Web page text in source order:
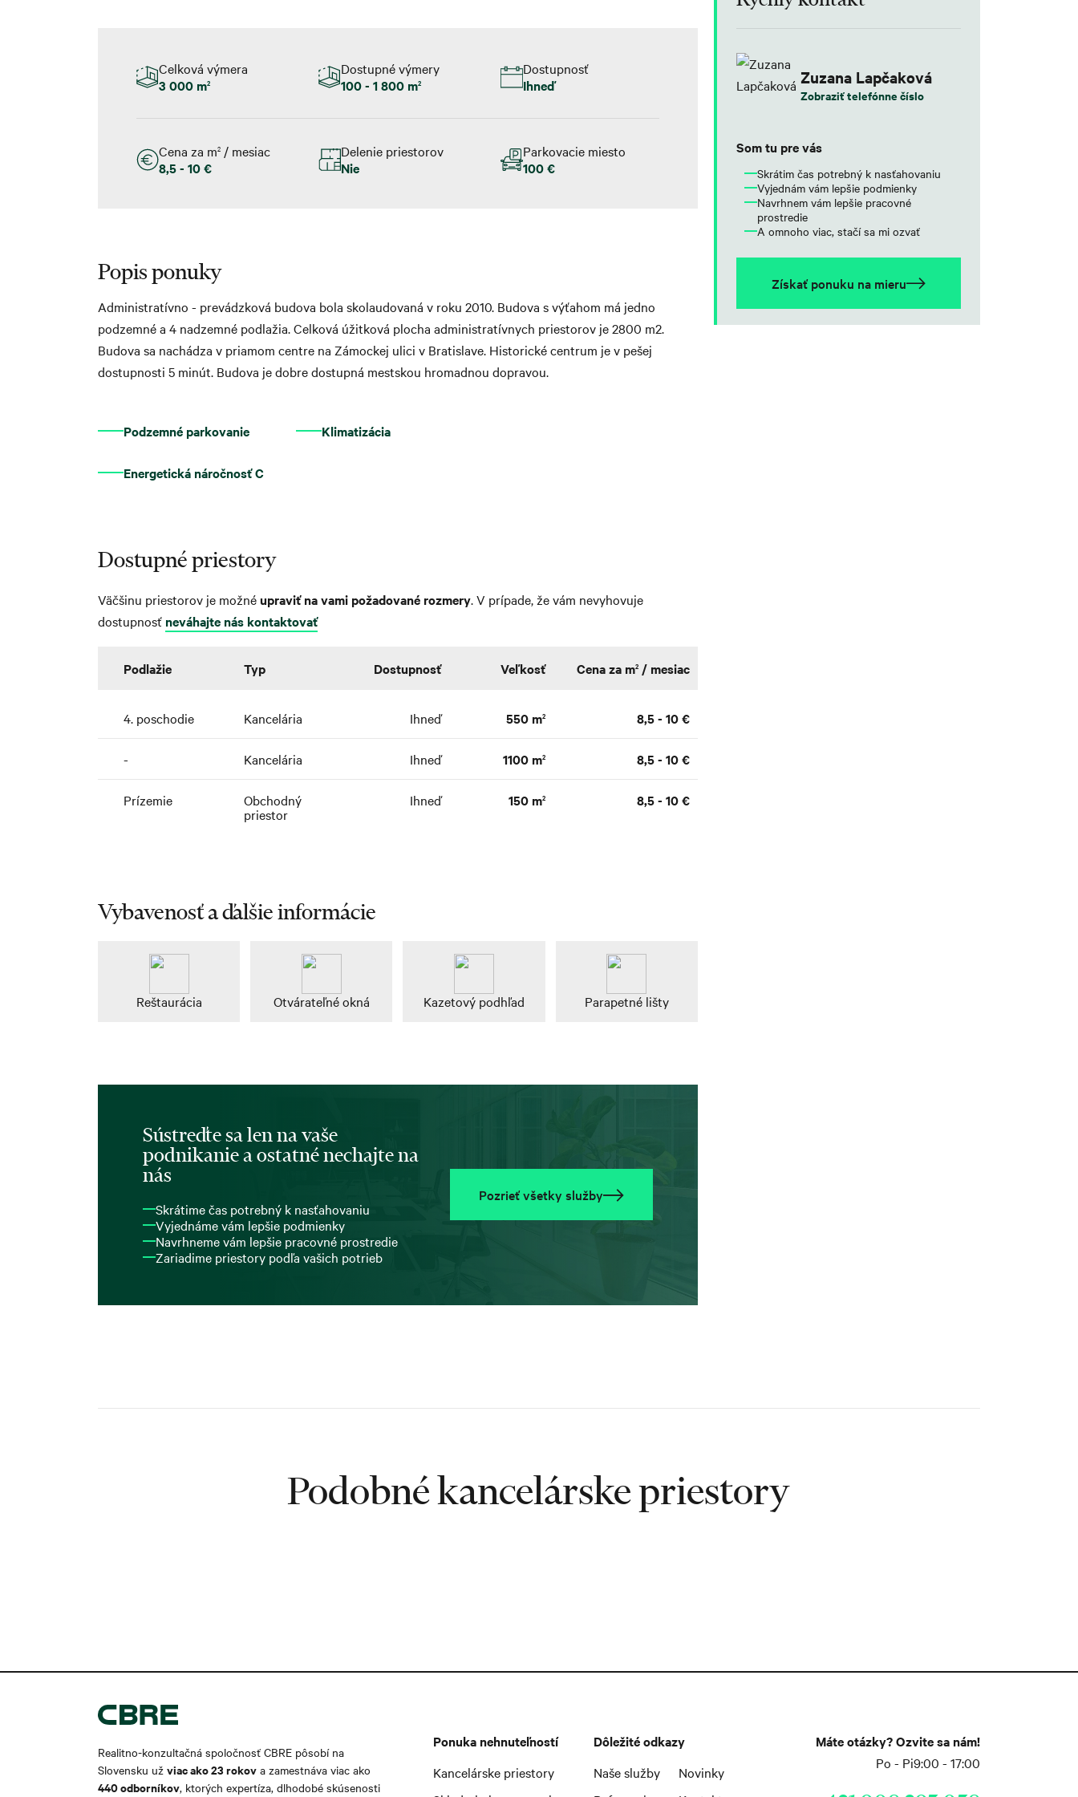
Celková výmera
3 000 m2
Dostupné výmery
100 - 1 800 m2
Dostupnosť
Ihneď
Cena za m2 / mesiac
8,5 - 10 €
Delenie priestorov
Nie
Parkovacie miesto
100 €
Popis ponuky
Administratívno - prevádzková budova bola skolaudovaná v roku 2010. Budova s výťahom má jedno
podzemné a 4 nadzemné podlažia. Celková úžitková plocha administratívnych priestorov je 2800 m2.
Budova sa nachádza v priamom centre na Zámockej ulici v Bratislave. Historické centrum je v pešej
dostupnosti 5 minút. Budova je dobre dostupná mestskou hromadnou dopravou.
Podzemné parkovanie Klimatizácia
Energetická náročnosť C
Dostupné priestory
Väčšinu priestorov je možnéupraviť na vami požadované rozmery. V prípade, že vám nevyhovuje
dostupnosť neváhajte nás kontaktovať
Podlažie Typ Dostupnosť Veľkosť Cena za m2 / mesiac
4. poschodie Kancelária Ihneď 550 m2 8,5 - 10 €
- Kancelária Ihneď 1100 m2 8,5 - 10 €
Prízemie
Obchodný
priestor
Ihneď 150 m2 8,5 - 10 €
Vybavenosť a ďalšie informácie
Reštaurácia Otvárateľné okná Kazetový podhľad Parapetné lišty
Sústreďte sa len na vaše
podnikanie a ostatné nechajte na
nás
Skrátime čas potrebný k nasťahovaniu
Vyjednáme vám lepšie podmienky
Navrhneme vám lepšie pracovné prostredie
Zariadime priestory podľa vašich potrieb
Pozrieť všetky služby
Zuzana Lapčaková
Zobraziť telefónne číslo
Som tu pre vás
Skrátim čas potrebný k nasťahovaniu
Vyjednám vám lepšie podmienky
Navrhnem vám lepšie pracovné
prostredie
A omnoho viac, stačí sa mi ozvať
Získať ponuku na mieru
Podobné kancelárske priestory
Realitno-konzultačná spoločnosť CBRE pôsobí na
Slovensku už viac ako 23 rokov a zamestnáva viac ako
440 odborníkov, ktorých expertíza, dlhodobé skúsenosti
Ponuka nehnuteľností
Kancelárske priestory
Dôležité odkazy
Naše služby
Novinky
Máte otázky? Ozvite sa nám!
Po - Pi9:00 - 17:00